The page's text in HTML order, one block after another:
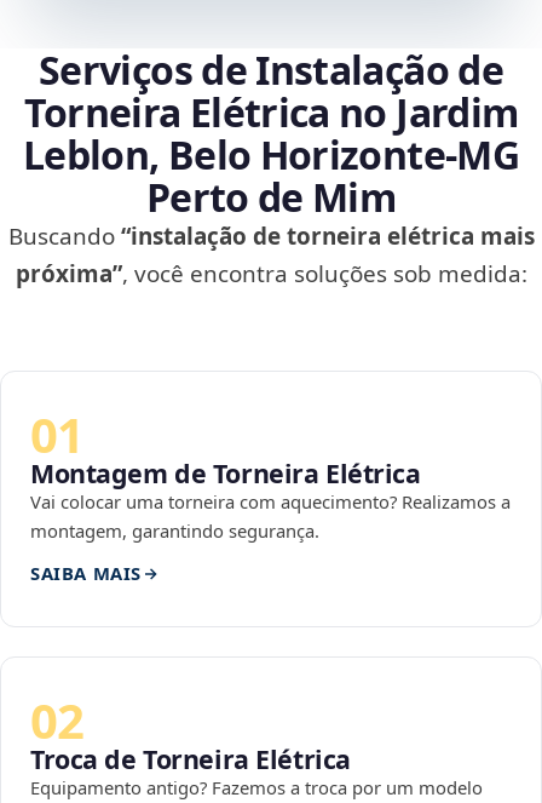
Serviços de Instalação de
Torneira Elétrica no Jardim
Leblon, Belo Horizonte‑MG
Perto de Mim
Buscando“instalação de torneira elétrica mais
próxima”, você encontra soluções sob medida:
01
Montagem de Torneira Elétrica
Vai colocar uma torneira com aquecimento? Realizamos a
montagem, garantindo segurança.
SAIBA MAIS
02
Troca de Torneira Elétrica
Equipamento antigo? Fazemos a troca por um modelo